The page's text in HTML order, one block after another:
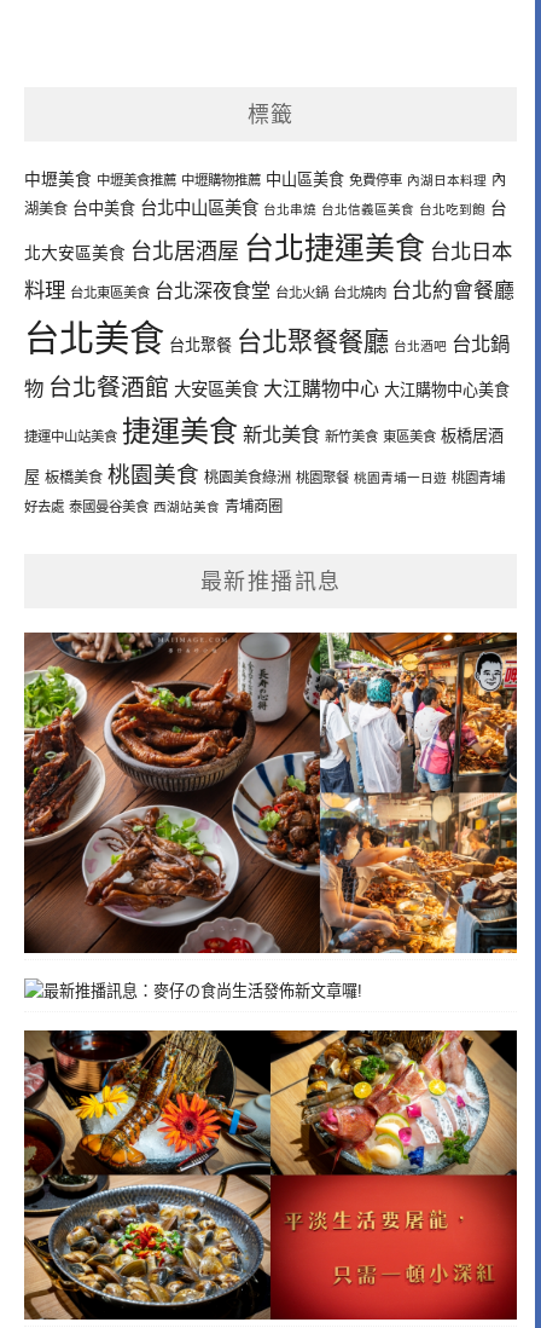
標籤
中壢美食 中壢美食推薦 中壢購物推薦 中山區美食 免費停車 內湖日本料理 內
湖美食 台中美食 台北中山區美食 台北串燒 台北信義區美食 台北吃到飽 台
北大安區美食 台北居酒屋 台北捷運美食 台北日本
料理 台北東區美食 台北深夜食堂 台北火鍋 台北燒肉 台北約會餐廳
台北美食 台北聚餐 台北聚餐餐廳 台北酒吧 台北鍋
物 台北餐酒館 大安區美食 大江購物中心 大江購物中心美食
捷運中山站美食 捷運美食 新北美食 新竹美食 東區美食 板橋居酒
屋 板橋美食 桃園美食 桃園美食綠洲 桃園聚餐 桃園青埔一日遊 桃園青埔
好去處 泰國曼谷美食 西湖站美食 青埔商圈
最新推播訊息